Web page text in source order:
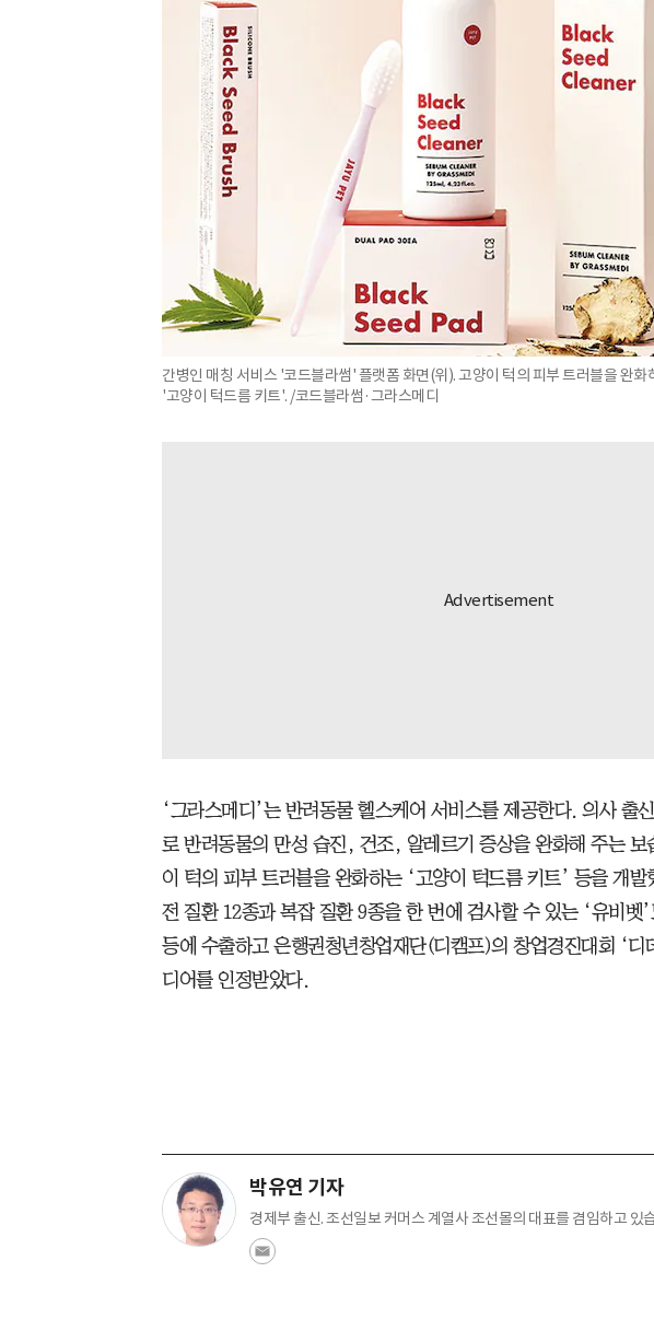
간병인 매칭 서비스 '코드블라썸' 플랫폼 화면(위). 고양이 턱의 피부 트러블을 완
'고양이 턱드름 키트'. /코드블라썸·그라스메디
‘그라스메디’는 반려동물 헬스케어 서비스를 제공한다. 의사 출
로 반려동물의 만성 습진, 건조, 알레르기 증상을 완화해 주는 보
이 턱의 피부 트러블을 완화하는 ‘고양이 턱드름 키트’ 등을 개
전 질환 12종과 복잡 질환 9종을 한 번에 검사할 수 있는 ‘유비벳
등에 수출하고 은행권청년창업재단(디캠프)의 창업경진대회 ‘디
디어를 인정받았다.
박유연 기자
경제부 출신. 조선일보 커머스 계열사 조선몰의 대표를 겸임하고 있